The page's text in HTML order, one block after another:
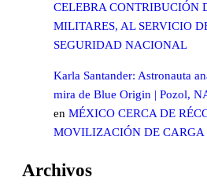
CELEBRA CONTRIBUCIÓN
MILITARES, AL SERVICIO
SEGURIDAD NACIONAL
Karla Santander: Astronauta
mira de Blue Origin | Pozol,
en MÉXICO CERCA DE
MOVILIZACIÓN DE
Archivos